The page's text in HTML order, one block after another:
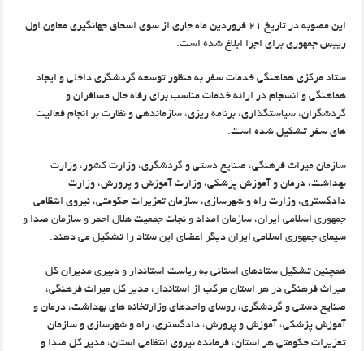
این مصوبه در تاریخ ۲۱ فروردین ماه جاری از سوی اسحاق جهانگیری معاون اول
رییس جمهوری برای اجرا ابلاغ شده است.
ستاد مرکزی هماهنگی خدمات سفر به منظور توسعه گردشگری داخلی و ایجاد
هماهنگی و انسجام در ارائه خدمات مناسب برای رفاه حال مسافران و
گردشگران، سیاستگذاری، برنامه ریزی، سازماندهی و نظارت بر انجام فعالیت
های سفر تشکیل شده است.
سازمان میراث فرهنگی، صنایع دستی و گردشگری، وزارت کشور، وزارت
بهداشت، درمان و آموزش پزشکی، وزارت آموزش و پرورش، وزارت
دادگستری، وزارت راه و شهرسازی، سازمان تعزیرات حکومتی، نیروی انتظامی
جمهوری اسلامی ایران، سازمان امداد و نجات جمعیت هلال احمر و سازمان صدا و
سیمای جمهوری اسلامی ایران دیگر اعضای این ستاد را تشکیل می دهند.
همچنین تشکیل ستادهای استانی به ریاست استاندار و دبیری مدیران کل
میراث فرهنگی در هر استان مرکب از استاندار، مدیر کل میراث فرهنگی،
صنایع دستی و گردشگری، روسای واحدهای وزارتخانه های بهداشت، درمان و
آموزش پزشکی، آموزش و پرورش، دادگستری، راه و شهرسازی و سازمان
تعزیرات حکومتی هر استان، فرمانده نیروی انتظامی استان، مدیر کل صدا و